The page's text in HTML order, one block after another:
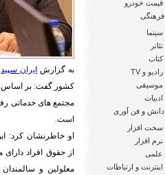
قیمت خودرو
فرهنگی
سینما
تئاتر
کتاب
رادیو و TV
موسیقی
ادبیات
دانش و فن آوری
سخت افزار
نرم افزار
علمی
اینترنت و ارتباطات
به گزارش ایران سپید
کشور گفت: بر اساس
مجتمع های خدماتی
است.
از حقوق افراد
معلولین و